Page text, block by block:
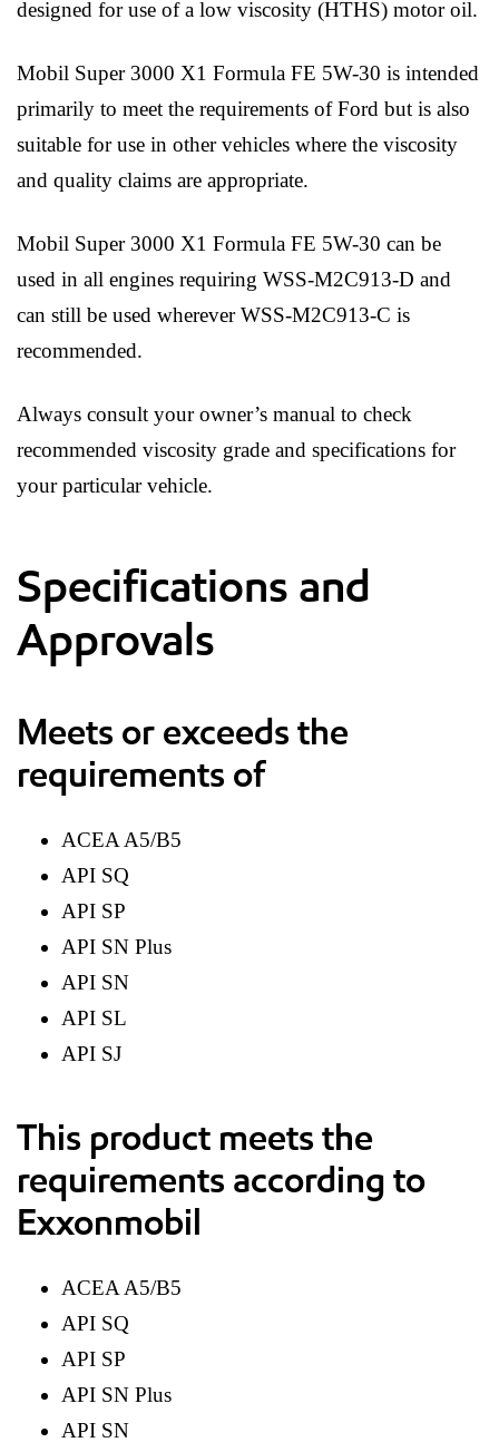
designed for use of a low viscosity (HTHS) motor oil.
Mobil Super 3000 X1 Formula FE 5W-30 is intended
primarily to meet the requirements of Ford but is also
suitable for use in other vehicles where the viscosity
and quality claims are appropriate.
Mobil Super 3000 X1 Formula FE 5W-30 can be
used in all engines requiring WSS-M2C913-D and
can still be used wherever WSS-M2C913-C is
recommended.
Always consult your owner’s manual to check
recommended viscosity grade and specifications for
your particular vehicle.
Specifications and
Approvals
Meets or exceeds the
requirements of
ACEA A5/B5
API SQ
API SP
API SN Plus
API SN
API SL
API SJ
This product meets the
requirements according to
Exxonmobil
ACEA A5/B5
API SQ
API SP
API SN Plus
API SN